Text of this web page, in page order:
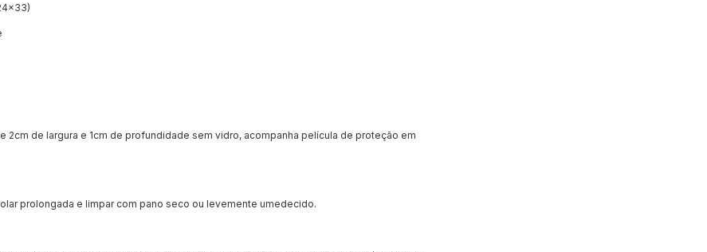
2cm de largura e 1cm de profundidade sem vidro, acompanha película de proteção em
prolongada e limpar com pano seco ou levemente umedecido.